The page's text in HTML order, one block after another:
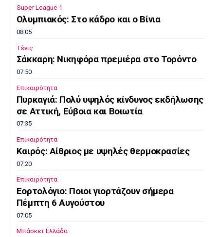
Super League 1
Ολυμπιακός: Στο κάδρο και ο Βίνια
08:05
Τένις
Σάκκαρη: Νικηφόρα πρεμιέρα στο Τορόντο
07:50
Επικαιρότητα
Πυρκαγιά: Πολύ υψηλός κίνδυνος εκδήλωσης
σε Αττική, Εύβοια και Βοιωτία
07:35
Επικαιρότητα
Καιρός: Αίθριος με υψηλές θερμοκρασίες
07:20
Επικαιρότητα
Εορτολόγιο: Ποιοι γιορτάζουν σήμερα
Πέμπτη 6 Αυγούστου
07:05
Μπάσκετ Ελλάδα